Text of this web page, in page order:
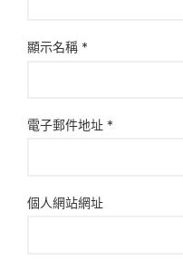
顯示名稱 *
電子郵件地址 *
個人網站網址